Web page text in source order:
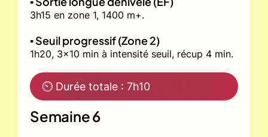
3h15 en zone 1, 1400 m+.
▪️ Seuil progressif (Zone 2)
1h20, 3x10 min à intensité seuil, récup 4 min.
⏲ Durée totale : 7h10
Semaine 6